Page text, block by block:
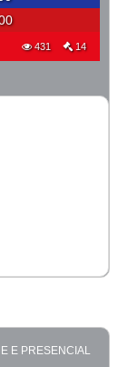
431 14
E PRESENCIAL